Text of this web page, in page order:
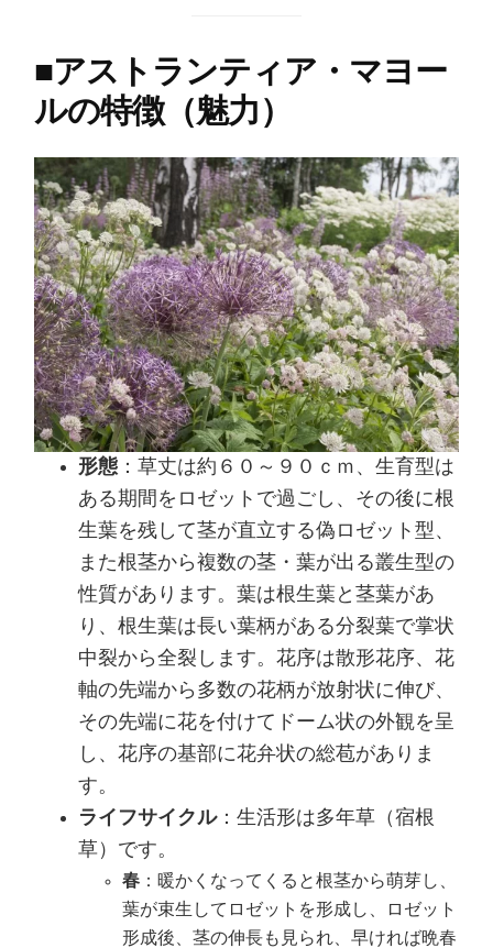
■アストランティア・マヨー
ルの特徴（魅力）
形態 ：草丈は約６０～９０ｃｍ、生育型は
ある期間をロゼットで過ごし、その後に根
生葉を残して茎が直立する偽ロゼット型、
また根茎から複数の茎・葉が出る叢生型の
性質があります。葉は根生葉と茎葉があ
り、根生葉は長い葉柄がある分裂葉で掌状
中裂から全裂します。花序は散形花序、花
軸の先端から多数の花柄が放射状に伸び、
その先端に花を付けてドーム状の外観を呈
し、花序の基部に花弁状の総苞がありま
す。
ライフサイクル：生活形は多年草（宿根
草）です。
春 ：暖かくなってくると根茎から萌芽し、
葉が束生してロゼットを形成し、ロゼット
形成後、茎の伸長も見られ、早ければ晩春